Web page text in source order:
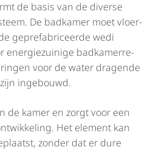
de basis van de diverse
De badkamer moet vloer­
gepre­fa­bri­ceerde wedi
energiezuinige badka­mer­re­
voor de water dragende
ingebouwd.
de kamer en zorgt voor een
Het element kan
zonder dat er dure